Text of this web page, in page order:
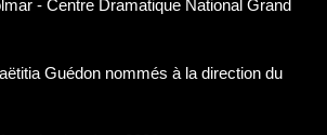
Guédon nommés à la direction du
: les lauréats 2026